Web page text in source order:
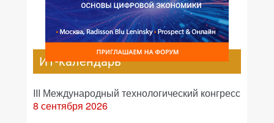
ИТ-календарь
III Международный технологический конгресс
8 сентября 2026